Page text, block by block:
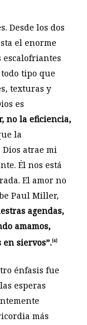
Desde los dos
el enorme
escalofriantes
tipo que
texturas y
es
no la eficiencia,
la
atrae mi
Él nos está
El amor no
Paul Miller,
agendas,
amamos,
en siervos”.[4]
énfasis fue
esperas
más